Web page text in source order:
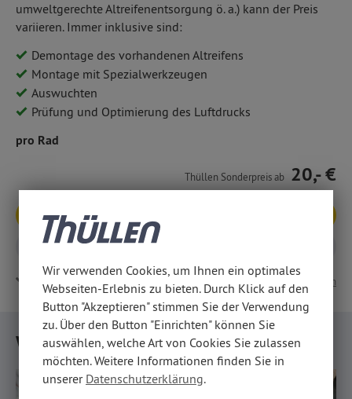
umweltgerechte Altreifenentsorgung ö. a.) kann der Preis
variieren. Immer inklusive sind:
Demontage des vorhandenen Altreifens
Montage mit Spezialwerkzeugen
Auswuchten
Prüfung und Optimierung des Luftdrucks
pro Rad
Thüllen Sonderpreis ab 20,- €
Allgemeine Anfrage
Teilen
Weitere Serviceangebote
Wir verwenden Cookies, um Ihnen ein optimales
Webseiten-Erlebnis zu bieten. Durch Klick auf den
Button "Akzeptieren" stimmen Sie der Verwendung
zu. Über den Button "Einrichten" können Sie
auswählen, welche Art von Cookies Sie zulassen
möchten. Weitere Informationen finden Sie in
unserer Datenschutzerklärung.